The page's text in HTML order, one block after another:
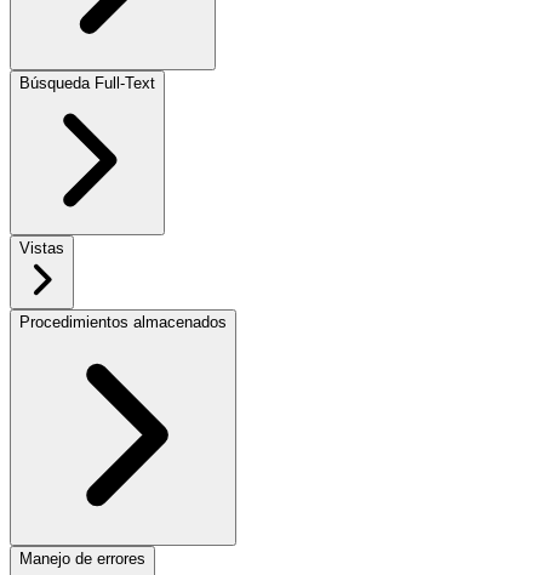
Búsqueda Full-Text
Vistas
Procedimientos almacenados
Manejo de errores